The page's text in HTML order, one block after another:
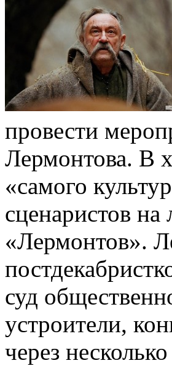
провести
Лермонтова. В
«самого
сценаристов
«Лермонтов».
суд
устроители,
через